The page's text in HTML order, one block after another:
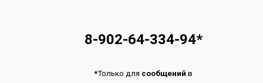
8-902-64-334-94*
*Только для сообщений в